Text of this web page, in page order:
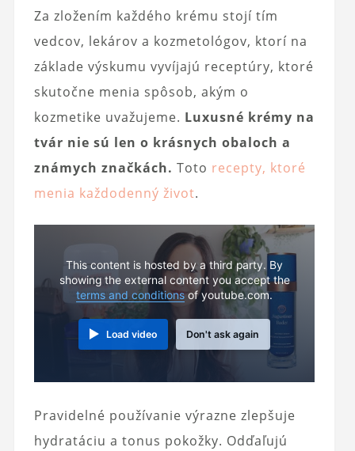
Za zložením každého krému stojí tím
vedcov, lekárov a kozmetológov, ktorí na
základe výskumu vyvíjajú receptúry, ktoré
skutočne menia spôsob, akým o
kozmetike uvažujeme. Luxusné krémy na
tvár nie sú len o krásnych obaloch a
známych značkách. Toto recepty, ktoré
menia každodenný život.
This content is hosted by a third party. By
showing the external content you accept the
terms and conditionsof youtube.com.
Load video Don't ask again
Pravidelné používanie výrazne zlepšuje
hydratáciu a tonus pokožky. Odďaľujú